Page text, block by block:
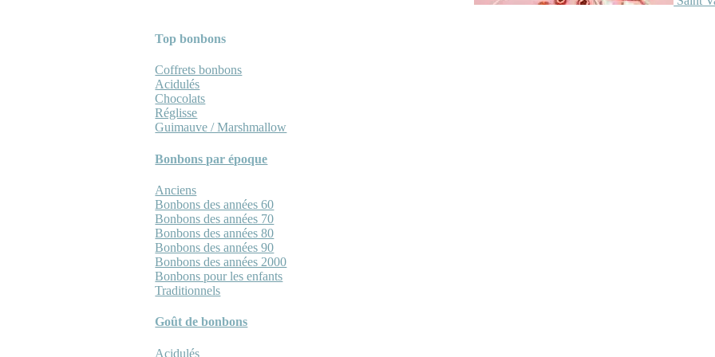
Top bonbons
Coffrets bonbons
Acidulés
Chocolats
Réglisse
Guimauve / Marshmallow
Bonbons par époque
Anciens
Bonbons des années 60
Bonbons des années 70
Bonbons des années 80
Bonbons des années 90
Bonbons des années 2000
Bonbons pour les enfants
Traditionnels
Goût de bonbons
Acidulés